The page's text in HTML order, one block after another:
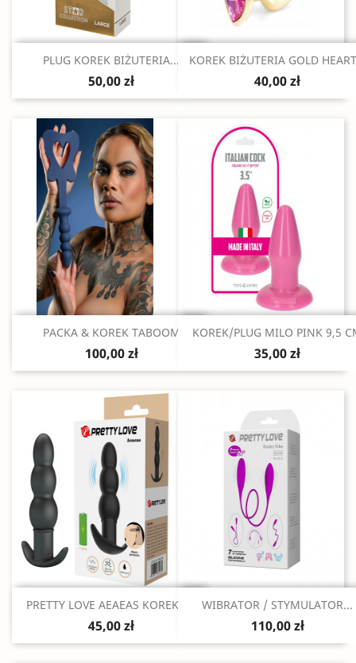
 Szybki podgląd
PLUG KOREK BIŻUTERIA...
50,00 zł
Szybki podgląd
KOREK BIŻUTERIA GOLD
40,00 zł
Szybki podgląd
PACKA & KOREK TABOOM
100,00 zł
Szybki podgląd
KOREK/PLUG MILO PINK 9,5
35,00 zł
Szybki podgląd
PRETTY LOVE AEAEAS KOREK /...
45,00 zł
Szybki podgląd
WIBRATOR / STYMULATOR...
110,00 zł